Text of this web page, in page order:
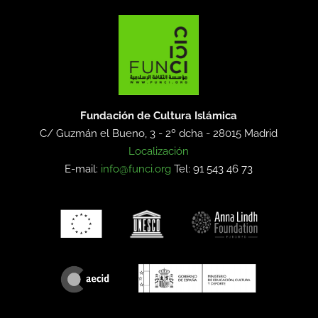
Fundación de Cultura Islámica
C/ Guzmán el Bueno, 3 - 2º dcha -28015 Madrid
Localización
E-mail: info@funci.org Tel: 91 543 46 73